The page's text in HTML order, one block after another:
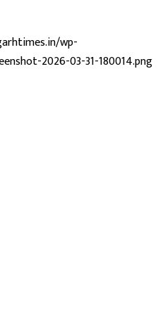
wp-
2026-03-31-180014.png